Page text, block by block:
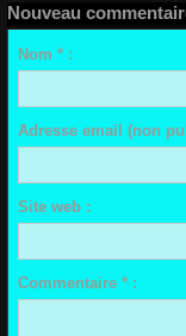
Nouveau
Nom * :
Adresse email (non
Site web :
Commentaire * :